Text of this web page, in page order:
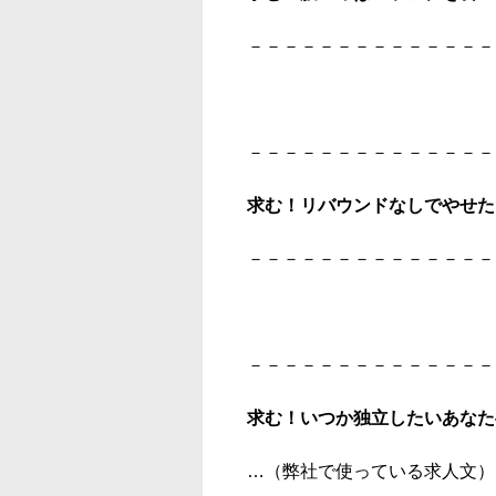
－－－－－－－－－－－－－－
－－－－－－－－－－－－－－
求む！リバウンドなしでやせ
－－－－－－－－－－－－－－
－－－－－－－－－－－－－－
求む！いつか独立したいあな
…（弊社で使っている求人文）